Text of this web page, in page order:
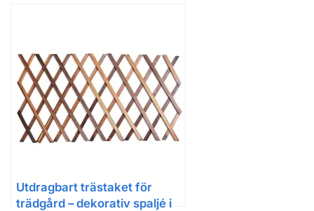
Utdragbart trästaket för
trädgård – dekorativ spaljé i